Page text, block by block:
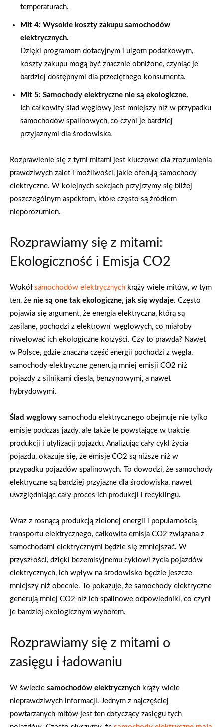
temperaturach.
Mit 4: Wysokie koszty zakupu samochodów
elektrycznych.
Dzięki programom dotacyjnym i ulgom podatkowym,
koszty zakupu mogą być znacznie obniżone, czyniąc je
bardziej dostępnymi dla przeciętnego konsumenta.
Mit 5: Samochody elektryczne nie są ekologiczne.
Ich całkowity ślad węglowy jest mniejszy niż w przypadku
samochodów spalinowych, co czyni je bardziej
przyjaznymi dla środowiska.
Rozprawienie się z tymi mitami jest kluczowe dla zrozumienia
prawdziwych zalet i możliwości, jakie oferują samochody
elektryczne. W kolejnych sekcjach przyjrzymy się bliżej
poszczególnym aspektom, które często są źródłem
nieporozumień.
Rozprawiamy się z mitami:
Ekologiczność i Emisja CO2
Wokół samochodów elektrycznych krąży wiele mitów, w tym
ten, że nie są one tak ekologiczne, jak się wydaje. Często
pojawia się argument, że energia elektryczna, którą są
zasilane, pochodzi z elektrowni węglowych, co miałoby
niwelować ich ekologiczne korzyści. Czy to prawda? Nawet
w Polsce, gdzie znaczna część energii pochodzi z węgla,
samochody elektryczne generują mniej emisji CO2 niż
pojazdy z silnikami diesla, benzynowymi, a nawet
hybrydowymi.
Ślad węglowy samochodu elektrycznego obejmuje nie tylko
emisje podczas jazdy, ale także te powstające w trakcie
produkcji i utylizacji pojazdu. Analizując cały cykl życia
pojazdu, okazuje się, że emisje CO2 są niższe niż w
przypadku pojazdów spalinowych. To dowodzi, że samochody
elektryczne są bardziej przyjazne dla środowiska, nawet
uwzględniając cały proces ich produkcji i recyklingu.
Wraz z rosnącą produkcją zielonej energii i popularnością
transportu elektrycznego, całkowita emisja CO2 związana z
samochodami elektrycznymi będzie się zmniejszać. W
przyszłości, dzięki bezemisyjnemu cyklowi życia pojazdów
elektrycznych, ich wpływ na środowisko będzie jeszcze
mniejszy niż obecnie. To pokazuje, że samochody elektryczne
generują mniej CO2 niż ich spalinowe odpowiedniki, co czyni
je bardziej ekologicznym wyborem.
Rozprawiamy się z mitami o
zasięgu i ładowaniu
W świecie samochodów elektrycznych krąży wiele
nieprawdziwych informacji. Jednym z najczęściej
powtarzanych mitów jest ten dotyczący zasięgu tych